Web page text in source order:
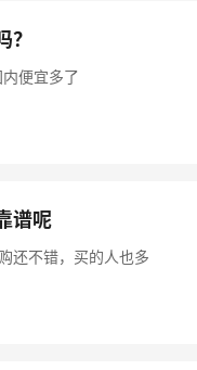
便宜多了
谱呢
还不错，买的人也多